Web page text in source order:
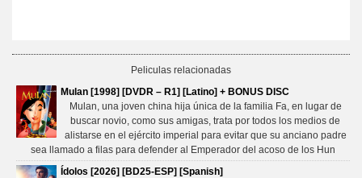
Peliculas relacionadas
Mulan [1998] [DVDR – R1] [Latino] + BONUS DISC
Mulan, una joven china hija única de la familia Fa, en lugar de
buscar novio, como sus amigas, trata por todos los medios de
alistarse en el ejército imperial para evitar que su anciano padre
sea llamado a filas para defender al Emperador del acoso de los Hun
Ídolos [2026] [BD25-ESP] [Spanish]